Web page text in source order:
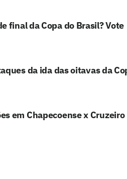
final da Copa do Brasil? Vote
da ida das oitavas da
em Chapecoense x Cruzeiro